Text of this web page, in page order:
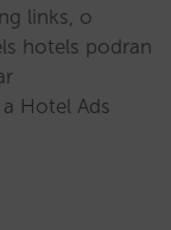
links, o
hotels podran
Hotel Ads